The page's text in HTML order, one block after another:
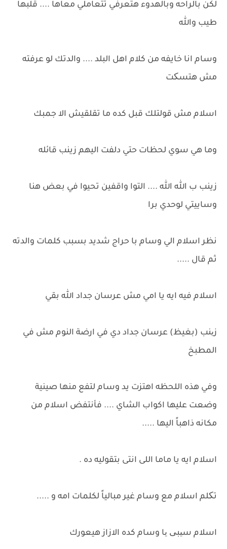
لكن بالراحه وبالهدوء هتعرفي تتعاملي معاها .... قلبها
طيب والله
وسام انا خايفه من كلام اهل البلد .... والدتك لو عرفته
مش هتسکت
اسلام مش قولتلك قبل كده ما تقلقيش الا جمبك
وما هي سوي لحظات حتي دلفت اليهم زينب قائله
زينب ب الله الله .... التوا واقفين تحيوا في بعض هنا
وساييتي لوحدي برا
نظر اسلام الي وسام با حراج شديد بسبب كلمات والدته
ثم قال .....
اسلام فيه ايه يا امي مش عرسان جداد الله بقي
زینب (بغيظ) عرسان جداد دي في ارضة النوم مش في
المطبخ
وفي هذه اللحظه اهتزت يد وسام لتفع منها صينية
وضعت عليها اكواب الشاي .... فأنتفض اسلام من
مكانه ذاهباً اليها .....
اسلام ايه يا ماما اللى انتى بتقوليه ده .
تکلم اسلام مع وسام غير مبالياً لكلمات امه و .....
اسلام سیبی یا وسام كده الازاز هيعورك